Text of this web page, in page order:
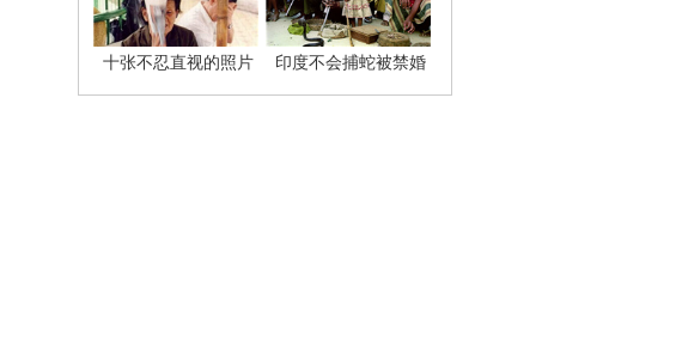
十张不忍直视的照片 印度不会捕蛇被禁婚